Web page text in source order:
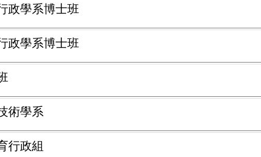
政學系博士班
政學系博士班
術學系
行政組